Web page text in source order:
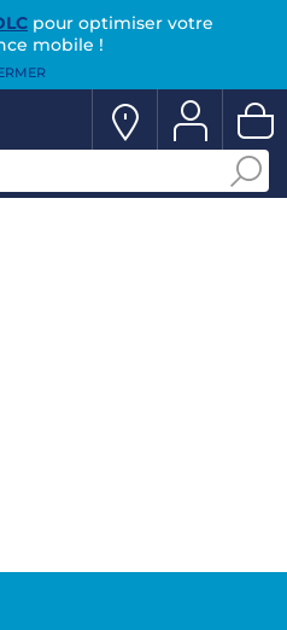
pour optimiser votre
mobile !